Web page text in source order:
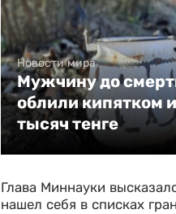
Новости мира
Мужчину до
облили кипятком
тысяч тенге
Глава Миннауки
нашел себя в списках